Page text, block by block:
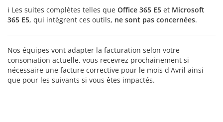
ℹ️ Les suites complètes telles que Office 365 E5 et Microsoft
365 E5, qui intègrent ces outils, ne sont pas concernées.
Nos équipes vont adapter la facturation selon votre
consomation actuelle, vous recevrez prochainement si
nécessaire une facture corrective pour le mois d'Avril ainsi
que pour les suivants si vous êtes impactés.